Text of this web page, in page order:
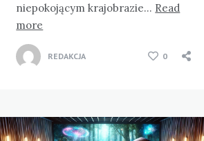
niepokojącym krajobrazie… Read
more
REDAKCJA 0